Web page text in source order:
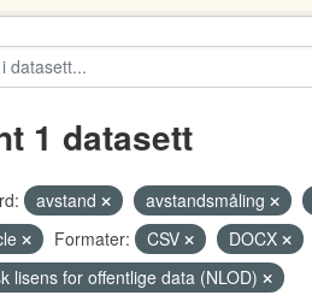
1 datasett
avstand avstandsmåling
Formater: CSV DOCX
lisens for offentlige data (NLOD)